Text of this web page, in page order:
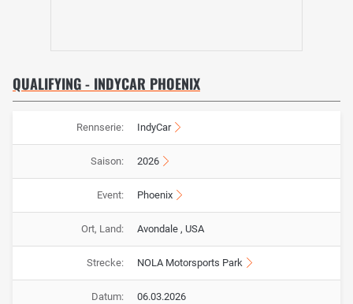
QUALIFYING - INDYCAR PHOENIX
Rennserie: IndyCar
Saison: 2026
Event: Phoenix
Ort, Land: Avondale , USA
Strecke: NOLA Motorsports Park
Datum: 06.03.2026